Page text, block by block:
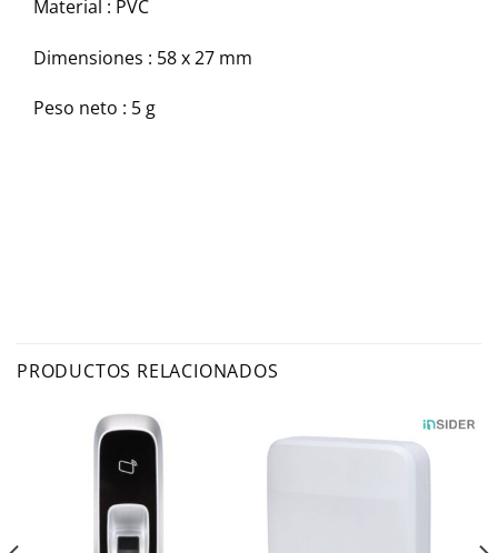
Material : PVC
Dimensiones : 58 x 27 mm
Peso neto : 5 g
PRODUCTOS RELACIONADOS